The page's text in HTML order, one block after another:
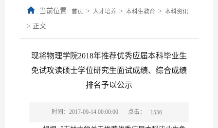
当前位置: 首页 > 人才培养 > 本科生教育 > 本科资讯
> 正文
现将物理学院2018年推荐优秀应届本科毕业生
免试攻读硕士学位研究生面试成绩、综合成绩
排名予以公示
时间：2017-09-14 00:00:00 点击： 1556